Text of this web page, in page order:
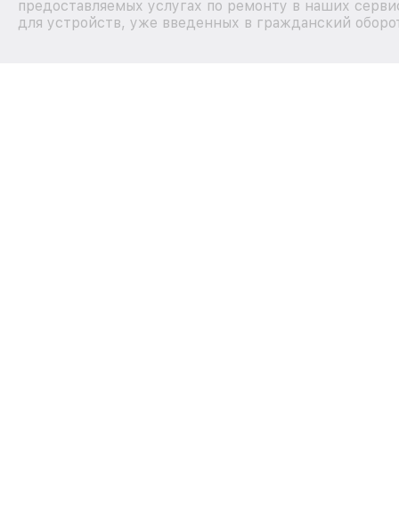
предоставляемых услугах по ремонту в наших
для устройств, уже введенных в гражданский